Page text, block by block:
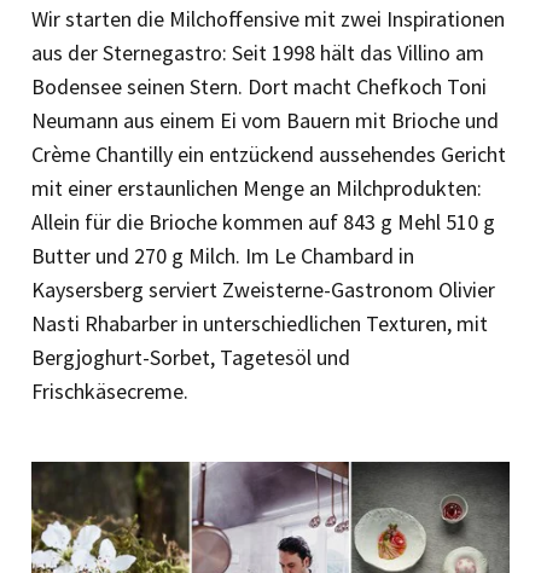
Wir starten die Milchoffensive mit zwei Inspirationen
aus der Sternegastro: Seit 1998 hält das Villino am
Bodensee seinen Stern. Dort macht Chefkoch Toni
Neumann aus einem Ei vom Bauern mit Brioche und
Crème Chantilly ein entzückend aussehendes Gericht
mit einer erstaunlichen Menge an Milchprodukten:
Allein für die Brioche kommen auf 843 g Mehl 510 g
Butter und 270 g Milch. Im Le Chambard in
Kaysersberg serviert Zweisterne-Gastronom Olivier
Nasti Rhabarber in unterschiedlichen Texturen, mit
Bergjoghurt-Sorbet, Tagetesöl und
Frischkäsecreme.